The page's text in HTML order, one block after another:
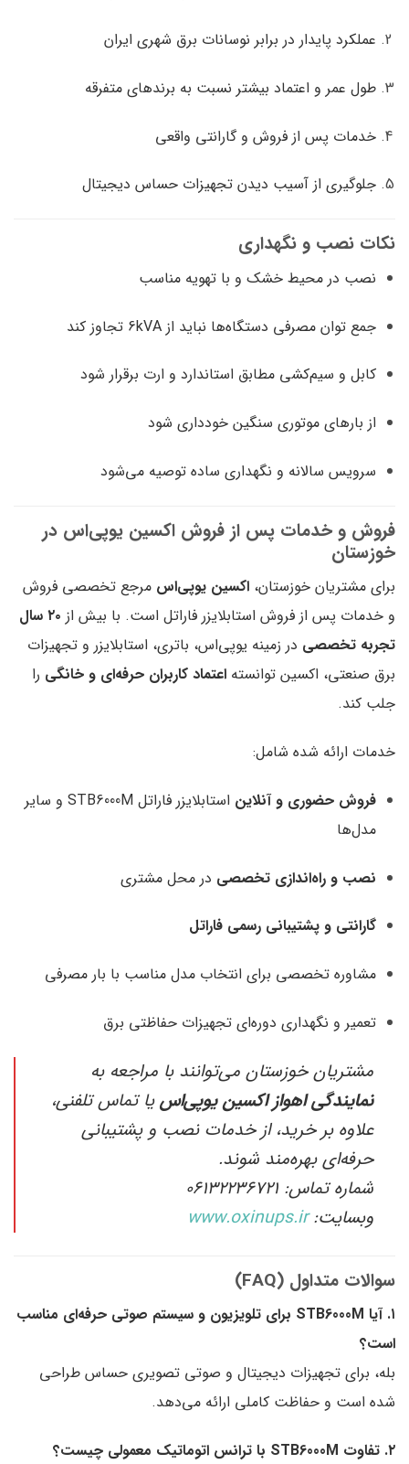
عملکرد پایدار در برابر نوسانات برق شهری ایران
طول عمر و اعتماد بیشتر نسبت به برندهای متفرقه
خدمات پس از فروش و گارانتی واقعی
جلوگیری از آسیب دیدن تجهیزات حساس دیجیتال
نکات نصب و نگهداری
نصب در محیط خشک و با تهویه مناسب
جمع توان مصرفی دستگاه‌ها نباید از 6kVA تجاوز کند
کابل و سیم‌کشی مطابق استاندارد و ارت برقرار شود
از بارهای موتوری سنگین خودداری شود
سرویس سالانه و نگهداری ساده توصیه می‌شود
فروش و خدمات پس از فروش اکسین یوپی‌اس در
خوزستان
برای مشتریان خوزستان، اکسین یوپی‌اس مرجع تخصصی فروش
و خدمات پس از فروش استابلایزر فاراتل است. با بیش از
۲۰ سال
تجربه تخصصی در زمینه یوپی‌اس، باتری، استابلایزر و تجهیزات
برق صنعتی، اکسین توانسته اعتماد کاربران حرفه‌ای و خانگی را
جلب کند.
خدمات ارائه شده شامل:
فروش حضوری و آنلاین
استابلایزر فاراتل STB6000M و سایر
مدل‌ها
نصب و راه‌اندازی تخصصی در محل مشتری
گارانتی و پشتیبانی رسمی فاراتل
مشاوره تخصصی برای انتخاب مدل مناسب با بار مصرفی
تعمیر و نگهداری دوره‌ای تجهیزات حفاظتی برق
مشتریان خوزستان می‌توانند با مراجعه به
نمایندگی اهواز اکسین یوپی‌اسیا تماس تلفنی،
علاوه بر خرید، از خدمات نصب و پشتیبانی
حرفه‌ای بهره‌مند شوند.
شماره تماس: 06132236721
وبسایت:www.oxinups.ir
سوالات متداول (FAQ)
۱. آیا STB6000M برای تلویزیون و سیستم صوتی حرفه‌ای مناسب
است؟
بله، برای تجهیزات دیجیتال و صوتی تصویری حساس طراحی
شده است و حفاظت کاملی ارائه می‌دهد.
۲. تفاوت STB6000M با ترانس اتوماتیک معمولی چیست؟